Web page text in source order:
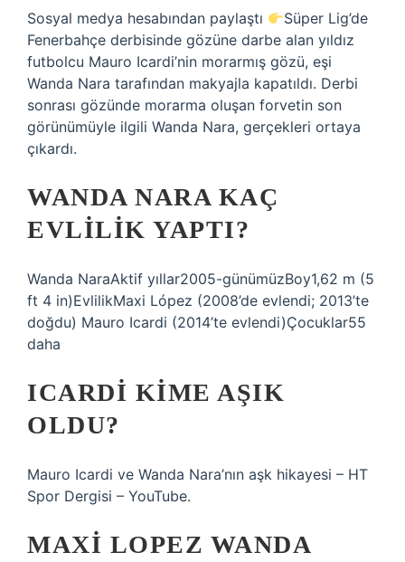
Sosyal medya hesabından paylaştı
Süper Lig’de
Fenerbahçe derbisinde gözüne darbe alan yıldız
futbolcu Mauro Icardi’nin morarmış gözü, eşi
Wanda Nara tarafından makyajla kapatıldı. Derbi
sonrası gözünde morarma oluşan forvetin son
görünümüyle ilgili Wanda Nara, gerçekleri ortaya
çıkardı.
WANDA NARA KAÇ
EVLILIK YAPTI?
Wanda NaraAktif yıllar2005-günümüzBoy1,62 m (5
ft 4 in)EvlilikMaxi López (2008’de evlendi; 2013’te
doğdu) Mauro Icardi (2014’te evlendi)Çocuklar55
daha
ICARDI KIME AŞIK
OLDU?
Mauro Icardi ve Wanda Nara’nın aşk hikayesi – HT
Spor Dergisi – YouTube.
MAXI LOPEZ WANDA